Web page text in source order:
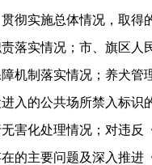
彻实施总体情况，取
落实情况；市、旗区
机制落实情况；养犬
入的公共场所禁入标
害化处理情况；对违
的主要问题及深入推